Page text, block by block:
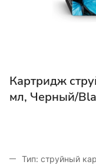
Картридж
мл, Черный/
Тип: струйный